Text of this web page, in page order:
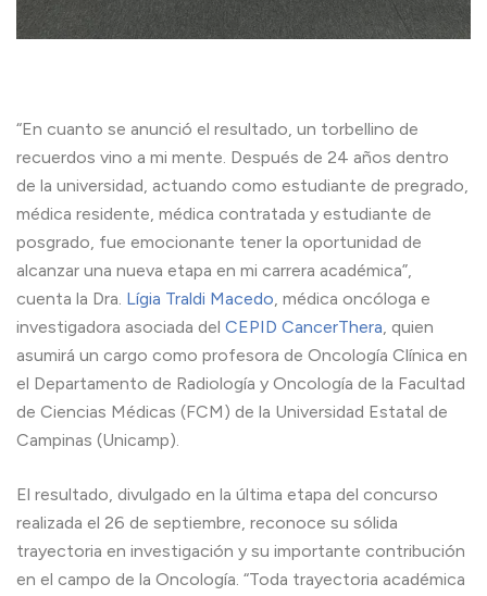
“En cuanto se anunció el resultado, un torbellino de
recuerdos vino a mi mente. Después de 24 años dentro
de la universidad, actuando como estudiante de pregrado,
médica residente, médica contratada y estudiante de
posgrado, fue emocionante tener la oportunidad de
alcanzar una nueva etapa en mi carrera académica”,
cuenta la Dra. Lígia Traldi Macedo, médica oncóloga e
investigadora asociada del CEPID CancerThera, quien
asumirá un cargo como profesora de Oncología Clínica en
el Departamento de Radiología y Oncología de la Facultad
de Ciencias Médicas (FCM) de la Universidad Estatal de
Campinas (Unicamp).
El resultado, divulgado en la última etapa del concurso
realizada el 26 de septiembre, reconoce su sólida
trayectoria en investigación y su importante contribución
en el campo de la Oncología. “Toda trayectoria académica